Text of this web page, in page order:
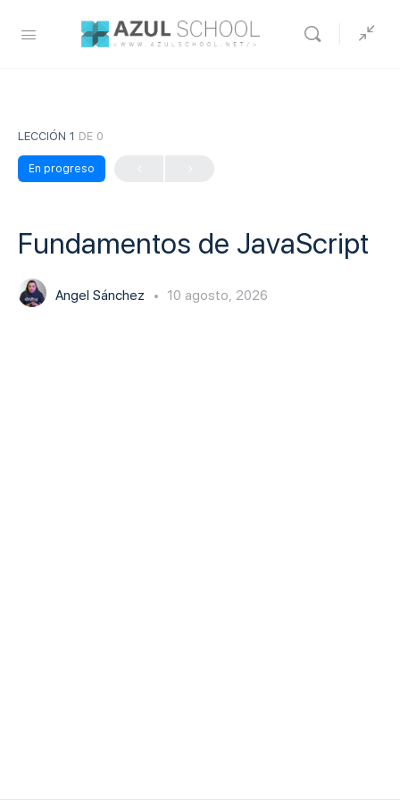
LECCIÓN 1 DE 0
En progreso
Fundamentos de JavaScript
Angel Sánchez 10 agosto, 2026